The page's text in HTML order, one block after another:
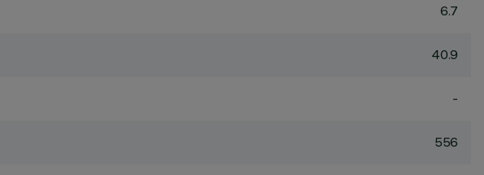
6.7
40.9
-
556